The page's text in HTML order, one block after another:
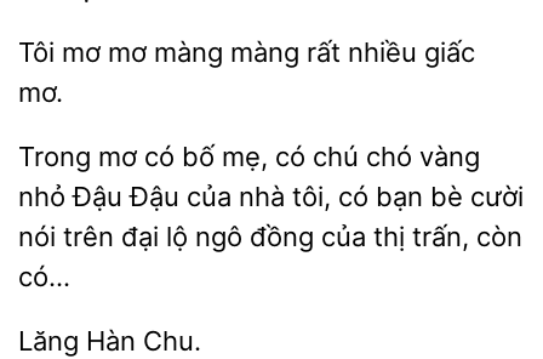
mơ màng màng rất
giấc
mơ.
Trong mơ có bố mẹ, có chú chó vàng
Đậu Đậu của nhà tôi, có bạn bè cười
nói trên đại lộ ngô đồng
thị
còn
có…